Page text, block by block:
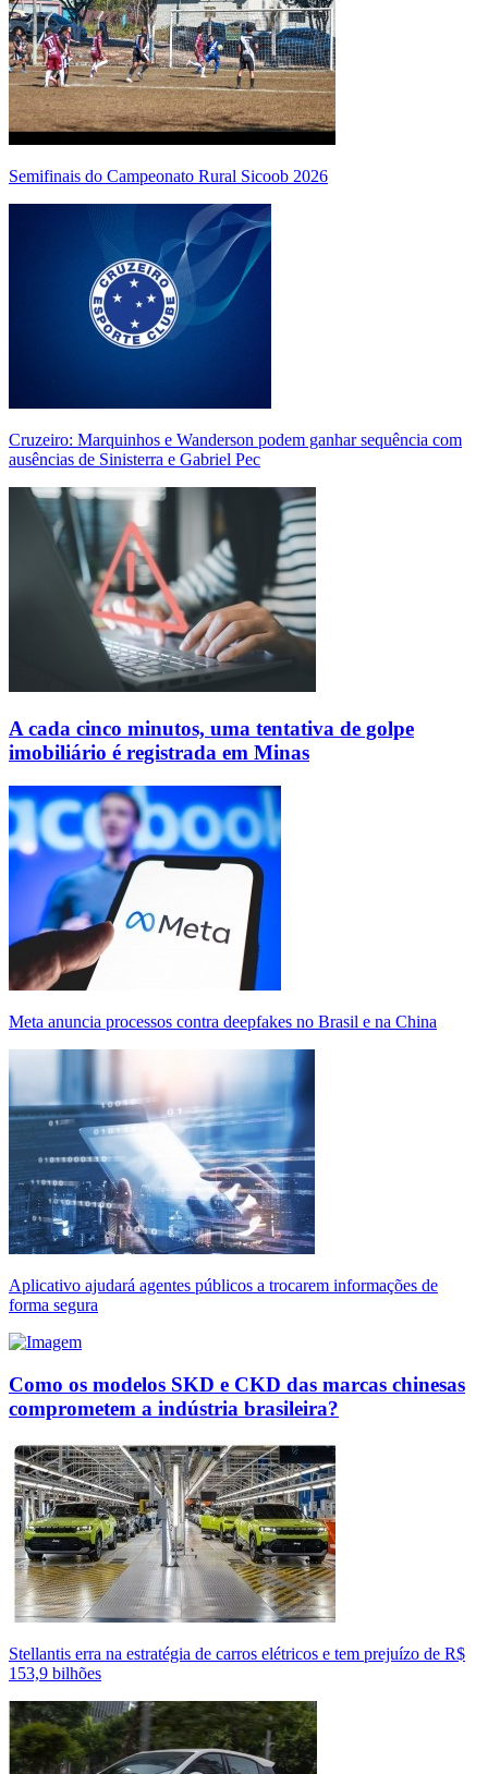
Semifinais do Campeonato Rural Sicoob 2026
Cruzeiro: Marquinhos e Wanderson podem ganhar sequência com
ausências de Sinisterra e Gabriel Pec
A cada cinco minutos, uma tentativa de golpe
imobiliário é registrada em Minas
Meta anuncia processos contra deepfakes no Brasil e na China
Aplicativo ajudará agentes públicos a trocarem informações de
forma segura
Como os modelos SKD e CKD das marcas chinesas
comprometem a indústria brasileira?
Stellantis erra na estratégia de carros elétricos e tem prejuízo de R$
153,9 bilhões